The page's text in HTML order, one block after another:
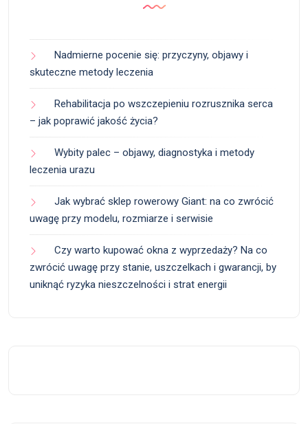
Nadmierne pocenie się: przyczyny, objawy i
skuteczne metody leczenia
Rehabilitacja po wszczepieniu rozrusznika serca
– jak poprawić jakość życia?
Wybity palec – objawy, diagnostyka i metody
leczenia urazu
Jak wybrać sklep rowerowy Giant: na co zwrócić
uwagę przy modelu, rozmiarze i serwisie
Czy warto kupować okna z wyprzedaży? Na co
zwrócić uwagę przy stanie, uszczelkach i gwarancji, by
uniknąć ryzyka nieszczelności i strat energii